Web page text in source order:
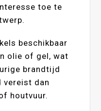
toe te
beschikbaar
olie of gel, wat
brandtijd
vereist dan
houtvuur.